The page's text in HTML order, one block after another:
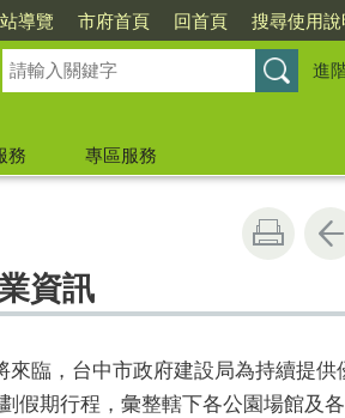
導覽 市府首頁 回首頁 搜尋使用說
進
務
專區服務
資訊
來臨，台中市政府建設局為持續提供
假期行程，彙整轄下各公園場館及各